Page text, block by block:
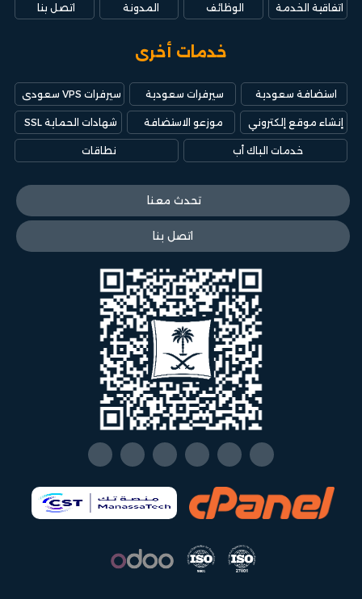
اتفاقية الخدمة الوظائف المدونة اتصل بنا
خدمات أخرى
استضافة سعودية سيرفرات سعودية سيرفرات VPS سعودى
إنشاء موقع إلكتروني موزعو الاستضافة شهادات الحماية SSL
خدمات الباك أب نطاقات
تحدث معنا
اتصل بنا